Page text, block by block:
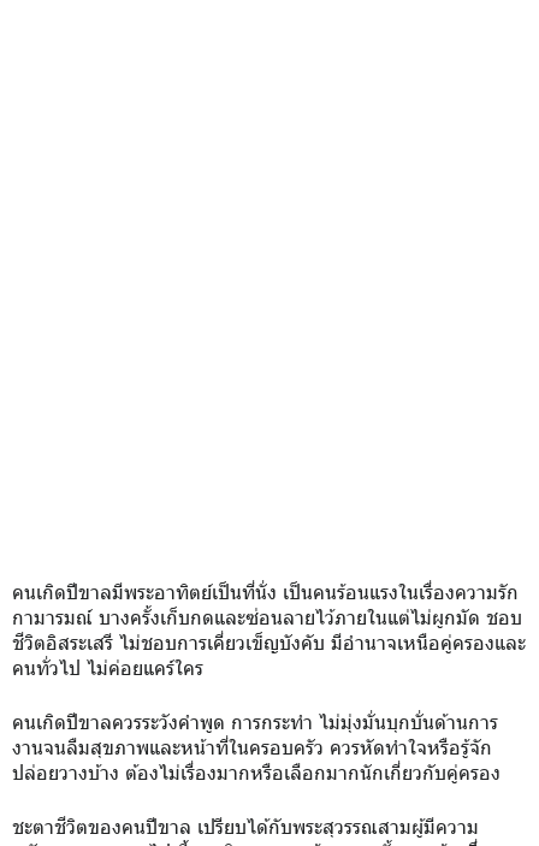
คนเกิดปีขาลมีพระอาทิตย์เป็นที่นั่ง เป็นคนร้อนแรงในเรื่องความรัก
กามารมณ์ บางครั้งเก็บกดและซ่อนลายไว้ภายในแต่ไม่ผูกมัด ชอบ
ชีวิตอิสระเสรี ไม่ชอบการเคี่ยวเข็ญบังคับ มีอำนาจเหนือคู่ครองและ
คนทั่วไป ไม่ค่อยแคร์ใคร
คนเกิดปีขาลควรระวังคำพูด การกระทำ ไม่มุ่งมั่นบุกบั่นด้านการ
งานจนลืมสุขภาพและหน้าที่ในครอบครัว ควรหัดทำใจหรือรู้จัก
ปล่อยวางบ้าง ต้องไม่เรื่องมากหรือเลือกมากนักเกี่ยวกับคู่ครอง
ชะตาชีวิตของคนปีขาล เปรียบได้กับพระสุวรรณสามผู้มีความ